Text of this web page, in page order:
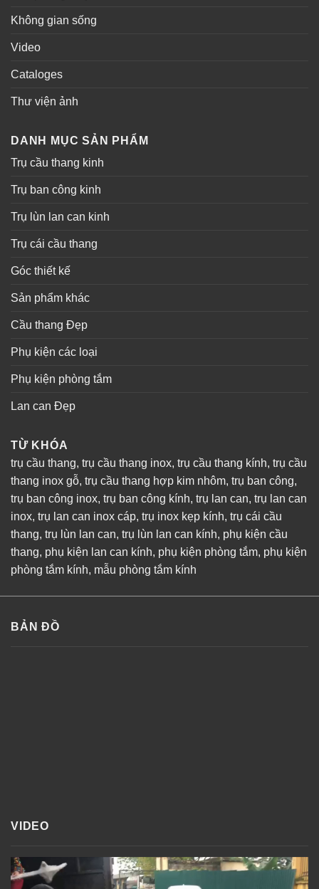
Không gian sống
Video
Cataloges
Thư viện ảnh
DANH MỤC SẢN PHẨM
Trụ cầu thang kinh
Trụ ban công kinh
Trụ lùn lan can kinh
Trụ cái cầu thang
Góc thiết kế
Sản phẩm khác
Cầu thang Đẹp
Phụ kiện các loại
Phụ kiện phòng tắm
Lan can Đẹp
TỪ KHÓA
trụ cầu thang, trụ cầu thang inox, trụ cầu thang kính, trụ cầu
thang inox gỗ, trụ cầu thang hợp kim nhôm, trụ ban công,
trụ ban công inox, trụ ban công kính, trụ lan can, trụ lan can
inox, trụ lan can inox cáp, trụ inox kẹp kính, trụ cái cầu
thang, trụ lùn lan can, trụ lùn lan can kính, phụ kiện cầu
thang, phụ kiện lan can kính, phụ kiện phòng tắm, phụ kiện
phòng tắm kính, mẫu phòng tắm kính
BẢN ĐỒ
VIDEO